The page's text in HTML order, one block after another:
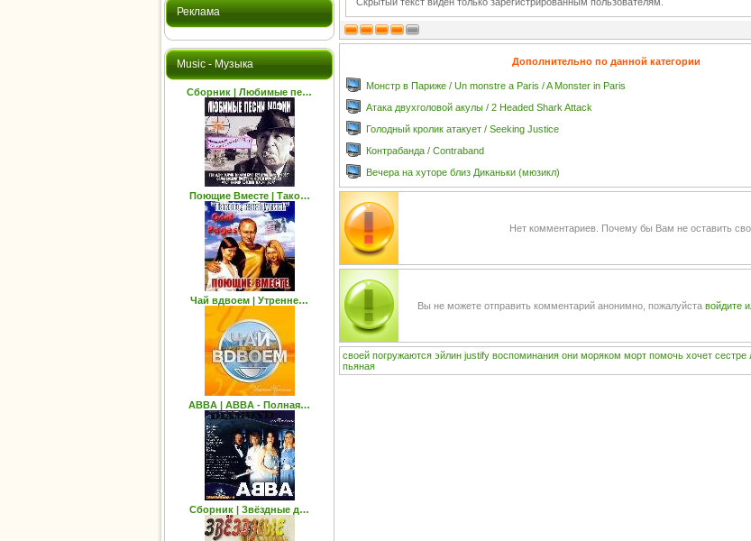
Реклама
Music - Музыка
Сборник | Любимые пе…
Поющие Вместе | Тако…
Чай вдвоем | Утренне…
ABBA | ABBA - Полная…
Сборник | Звёздные д…
Дополнительно по данной категории
Монстр в Париже / Un monstre a Paris / A Monster in Paris
Атака двухголовой акулы / 2 Headed Shark Attack
Голодный кролик атакует / Seeking Justice
Контрабанда / Contraband
Вечера на хуторе близ Диканьки (мюзикл)
Нет комментариев. Почему бы Вам не оставить
Вы не можете отправить комментарий анонимно, пожалуйста войдите
своей погружаются эйлин justify воспоминания они моряком морт помочь хочет сестре
пьяная